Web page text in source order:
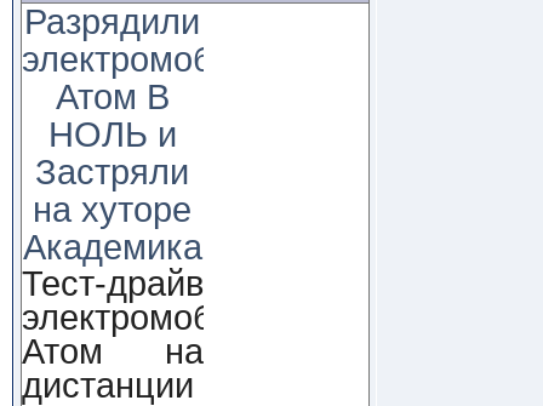
Разрядили
электромобиль
Атом В
НОЛЬ и
Застряли
на хуторе
Академика
Тест-драйв
электромобиля
Атом на
дистанции